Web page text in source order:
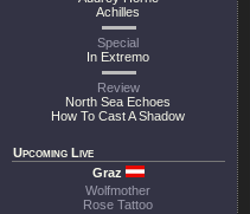
Achilles
Special
In Extremo
Review
North Sea Echoes
How To Cast A Shadow
Upcoming Live
Graz
Wolfmother
Rose Tattoo